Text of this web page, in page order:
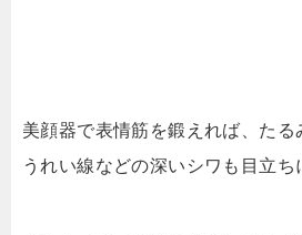
美顔器で表情筋を鍛えれば、たる
うれい線などの深いシワも目立ち